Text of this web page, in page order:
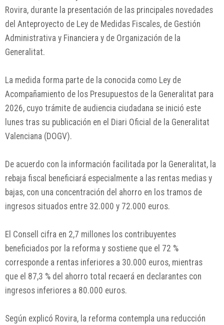
Rovira, durante la presentación de las principales novedades
del Anteproyecto de Ley de Medidas Fiscales, de Gestión
Administrativa y Financiera y de Organización de la
Generalitat.
La medida forma parte de la conocida como Ley de
Acompañamiento de los Presupuestos de la Generalitat para
2026, cuyo trámite de audiencia ciudadana se inició este
lunes tras su publicación en el Diari Oficial de la Generalitat
Valenciana (DOGV).
De acuerdo con la información facilitada por la Generalitat, la
rebaja fiscal beneficiará especialmente a las rentas medias y
bajas, con una concentración del ahorro en los tramos de
ingresos situados entre 32.000 y 72.000 euros.
El Consell cifra en 2,7 millones los contribuyentes
beneficiados por la reforma y sostiene que el 72 %
corresponde a rentas inferiores a 30.000 euros, mientras
que el 87,3 % del ahorro total recaerá en declarantes con
ingresos inferiores a 80.000 euros.
Según explicó Rovira, la reforma contempla una reducción